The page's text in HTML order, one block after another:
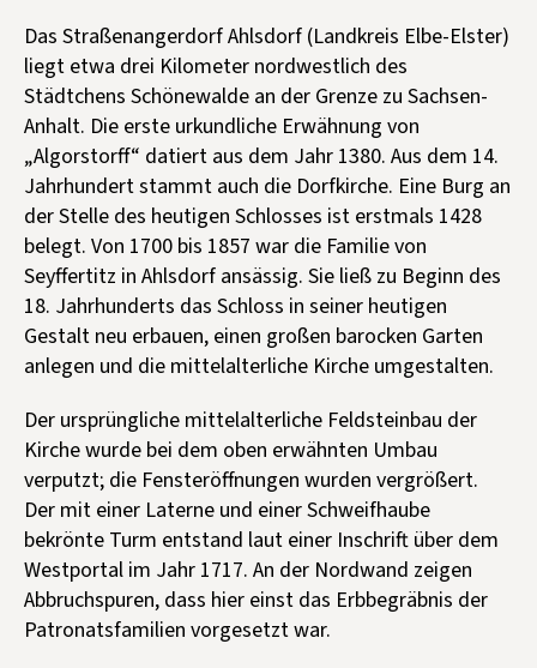
Das Straßenangerdorf Ahlsdorf (Landkreis Elbe-Elster)
liegt etwa drei Kilometer nordwestlich des
Städtchens Schönewalde an der Grenze zu Sachsen-
Anhalt. Die erste urkundliche Erwähnung von
„Algorstorff“ datiert aus dem Jahr 1380. Aus dem 14.
Jahrhundert stammt auch die Dorfkirche. Eine Burg an
der Stelle des heutigen Schlosses ist erstmals 1428
belegt. Von 1700 bis 1857 war die Familie von
Seyffertitz in Ahlsdorf ansässig. Sie ließ zu Beginn des
18. Jahrhunderts das Schloss in seiner heutigen
Gestalt neu erbauen, einen großen barocken Garten
anlegen und die mittelalterliche Kirche umgestalten.
Der ursprüngliche mittelalterliche Feldsteinbau der
Kirche wurde bei dem oben erwähnten Umbau
verputzt; die Fensteröffnungen wurden vergrößert.
Der mit einer Laterne und einer Schweifhaube
bekrönte Turm entstand laut einer Inschrift über dem
Westportal im Jahr 1717. An der Nordwand zeigen
Abbruchspuren, dass hier einst das Erbbegräbnis der
Patronatsfamilien vorgesetzt war.